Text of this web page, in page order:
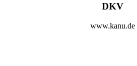
DKV
www.kanu.de